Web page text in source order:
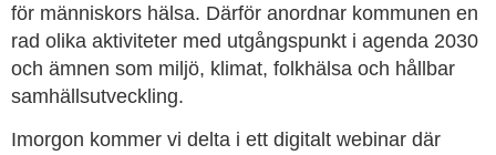
för människors hälsa. Därför anordnar kommunen en
rad olika aktiviteter med utgångspunkt i agenda 2030
och ämnen som miljö, klimat, folkhälsa och hållbar
samhällsutveckling.
Imorgon kommer vi delta i ett digitalt webinar där